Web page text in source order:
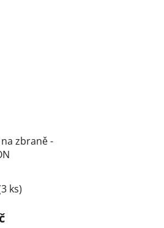
zbraně -
ks)